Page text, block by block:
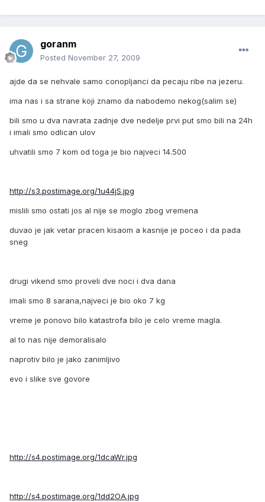
goranm
Posted November 27, 2009
ajde da se nehvale samo conopljanci da pecaju ribe na jezeru.
ima nas i sa strane koji znamo da nabodemo nekog(salim se)
bili smo u dva navrata zadnje dve nedelje prvi put smo bili na 24h
i imali smo odlican ulov
uhvatili smo 7 kom od toga je bio najveci 14.500
http://s3.postimage.org/1u44jS.jpg
mislili smo ostati jos al nije se moglo zbog vremena
duvao je jak vetar pracen kisaom a kasnije je poceo i da pada
sneg
drugi vikend smo proveli dve noci i dva dana
imali smo 8 sarana,najveci je bio oko 7 kg
vreme je ponovo bilo katastrofa bilo je celo vreme magla.
al to nas nije demoralisalo
naprotiv bilo je jako zanimljivo
evo i slike sve govore
http://s4.postimage.org/1dcaWr.jpg
http://s4.postimage.org/1dd2OA.jpg